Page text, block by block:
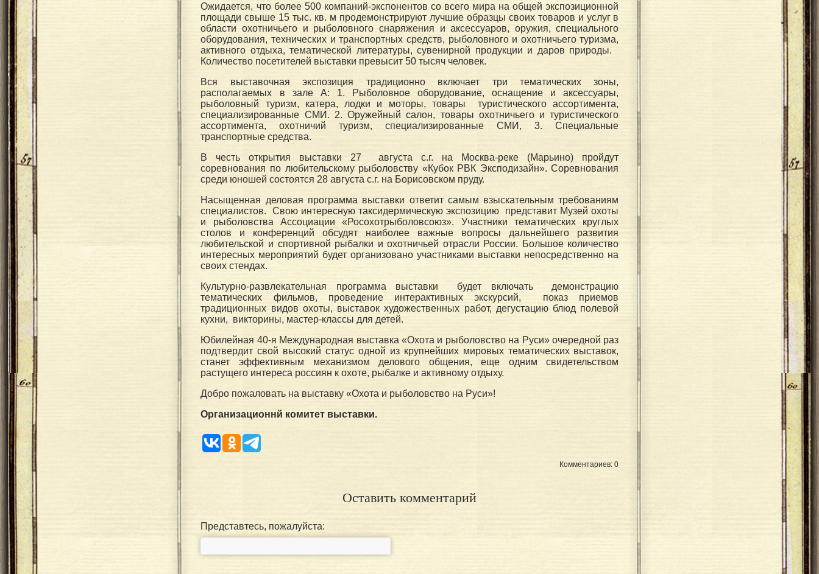
Ожидается, что более 500 компаний-экспонентов со всего мира на общей экспозиционной
площади свыше 15 тыс. кв. м продемонстрируют лучшие образцы своих товаров и услуг в
области охотничьего и рыболовного снаряжения и аксессуаров, оружия, специального
оборудования, технических и транспортных средств, рыболовного и охотничьего туризма,
активного отдыха, тематической литературы, сувенирной продукции и даров природы.
Количество посетителей выставки превысит 50 тысяч человек.
Вся выставочная экспозиция традиционно включает три тематических зоны,
располагаемых в зале А: 1. Рыболовное оборудование, оснащение и аксессуары,
рыболовный туризм, катера, лодки и моторы, товары туристического ассортимента,
специализированные СМИ. 2. Оружейный салон, товары охотничьего и туристического
ассортимента, охотничий туризм, специализированные СМИ, 3. Специальные
транспортные средства.
В честь открытия выставки 27 августа с.г. на Москва-реке (Марьино) пройдут
соревнования по любительскому рыболовству «Кубок РВК Эксподизайн». Соревнования
среди юношей состоятся 28 августа с.г. на Борисовском пруду.
Насыщенная деловая программа выставки ответит самым взыскательным требованиям
специалистов. Свою интересную таксидермическую экспозицию представит Музей охоты
и рыболовства Ассоциации «Росохотрыболовсоюз». Участники тематических круглых
столов и конференций обсудят наиболее важные вопросы дальнейшего развития
любительской и спортивной рыбалки и охотничьей отрасли России. Большое количество
интересных мероприятий будет организовано участниками выставки непосредственно на
своих стендах.
Культурно-развлекательная программа выставки будет включать демонстрацию
тематических фильмов, проведение интерактивных экскурсий, показ приемов
традиционных видов охоты, выставок художественных работ, дегустацию блюд полевой
кухни, викторины, мастер-классы для детей.
Юбилейная 40-я Международная выставка «Охота и рыболовство на Руси» очередной раз
подтвердит свой высокий статус одной из крупнейших мировых тематических выставок,
станет эффективным механизмом делового общения, еще одним свидетельством
растущего интереса россиян к охоте, рыбалке и активному отдыху.
Добро пожаловать на выставку «Охота и рыболовство на Руси»!
Организационнй комитет выставки.
Комментариев: 0
Оставить комментарий
Представтесь, пожалуйста: